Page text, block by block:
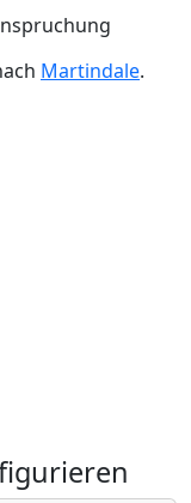
Martindale.